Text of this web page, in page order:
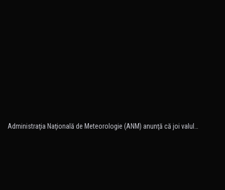
Administraţia Naţională de Meteorologie (ANM) anunţă că joi valul…